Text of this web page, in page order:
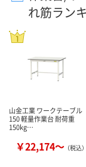
れ筋ラン
山金工業 ワークテーブル
150 軽量作業台 耐荷重
150kg…
￥22,174～ （税込）